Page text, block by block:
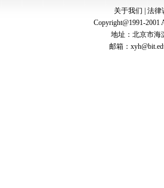
关于我们
法律
Copyright@1991-2001
地址：北京市
邮箱：